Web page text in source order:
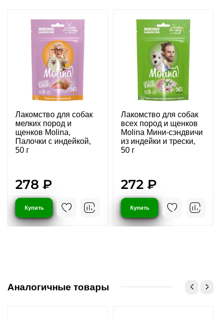
Лакомство для собак
мелких пород и
щенков Molina,
Палочки с индейкой,
50 г
278 ₽
Купить
Лакомство для собак
всех пород и щенков
Molina Мини-сэндвичи
из индейки и трески,
50 г
272 ₽
Купить
Аналогичные товары